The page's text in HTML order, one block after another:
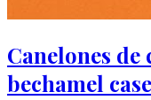
Canelones
bechamel